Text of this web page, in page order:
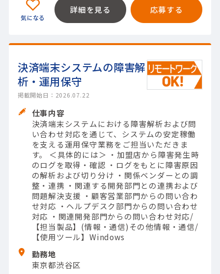
詳細を見る 応募する
決済端末システムの障害解
析・運用保守
掲載開始日：2026.07.22
仕事内容
決済端末システムにおける障害解析および問
い合わせ対応を通じて、システムの安定稼働
を支える運用保守業務をご担当いただきま
す。 ＜具体的には＞ ・加盟店から障害発生時
のログを取得・確認 ・ログをもとに障害原因
の解析および切り分け ・関係ベンダーとの調
整・連携 ・関連する開発部門との連携および
問題解決支援 ・顧客営業部門からの問い合わ
せ対応 ・ヘルプデスク部門からの問い合わせ
対応 ・関連開発部門からの問い合わせ対応/
【担当製品】(情報・通信)その他情報・通信/
【使用ツール】Windows
勤務地
東京都渋谷区